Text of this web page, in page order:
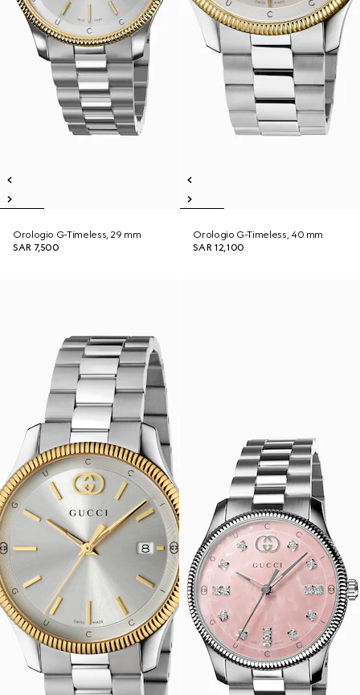
Orologio G-Timeless, 29 mm
SAR 7,500
Orologio G-Timeless, 40 mm
SAR 12,100